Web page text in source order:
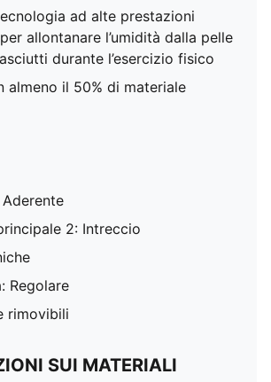
ad alte prestazioni
allontanare l’umidità dalla pelle
durante l’esercizio fisico
almeno il 50% di materiale
2: Intreccio
Regolare
rimovibili
SUI MATERIALI